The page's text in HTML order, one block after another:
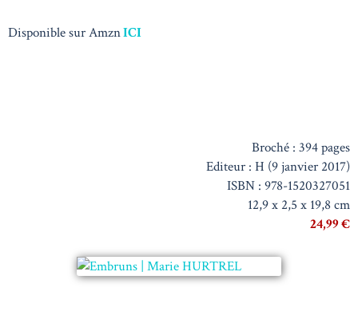
Disponible sur AmznICI
Broché : 394 pages
Editeur : H (9 janvier 2017)
ISBN : 978-1520327051
12,9 x 2,5 x 19,8 cm
24,99 €